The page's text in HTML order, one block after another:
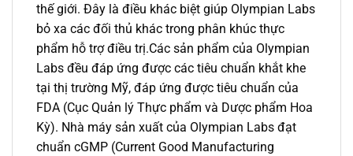
thế giới. Đây là điều khác biệt giúp Olympian Labs
bỏ xa các đối thủ khác trong phân khúc thực
phẩm hỗ trợ điều trị.Các sản phẩm của Olympian
Labs đều đáp ứng được các tiêu chuẩn khắt khe
tại thị trường Mỹ, đáp ứng được tiêu chuẩn của
FDA (Cục Quản lý Thực phẩm và Dược phẩm Hoa
Kỳ). Nhà máy sản xuất của Olympian Labs đạt
chuẩn cGMP (Current Good Manufacturing